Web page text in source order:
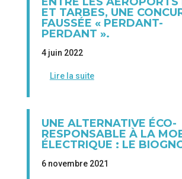
ET TARBES, UNE
FAUSSÉE « PERDANT-
PERDANT ».
4 juin 2022
Lire la suite
UNE ALTERNATIVE ÉCO-
RESPONSABLE À LA
ÉLECTRIQUE : LE
6 novembre 2021